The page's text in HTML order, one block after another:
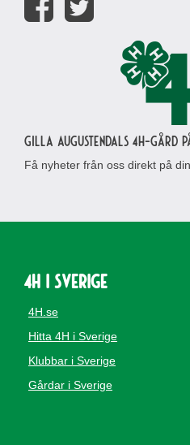
Gilla Augustendals 4H-gård
Få nyheter från oss direkt på
4H i Sverige
4H.se
Hitta 4H i Sverige
Klubbar i Sverige
Gårdar i Sverige